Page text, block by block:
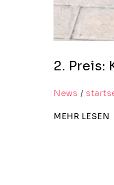
2. Preis:
News
MEHR LESEN